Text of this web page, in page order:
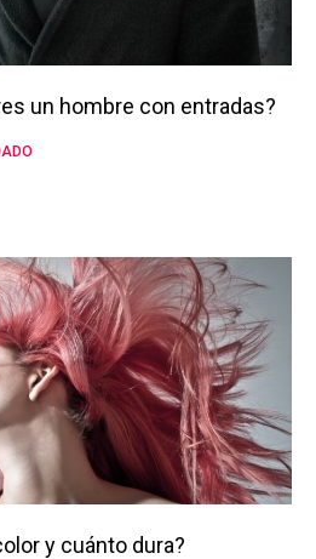
un hombre con entradas?
y cuánto dura?